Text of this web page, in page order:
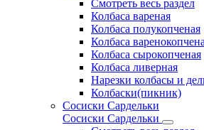
Смотреть весь раздел
Колбаса вареная
Колбаса полукопченая
Колбаса
Колбаса сырокопченая
Колбаса ливерная
Нарезки колбасы и
Колбаски(пикник)
Сосиски Сардельки
Сосиски Сардельки